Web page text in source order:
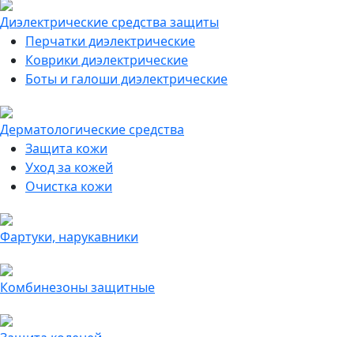
Диэлектрические средства защиты
Перчатки диэлектрические
Коврики диэлектрические
Боты и галоши диэлектрические
Дерматологические средства
Защита кожи
Уход за кожей
Очистка кожи
Фартуки, нарукавники
Комбинезоны защитные